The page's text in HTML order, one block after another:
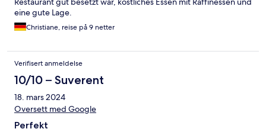
eine gute Lage.
Christiane, reise på 9 netter
Verifisert anmeldelse
10/10 – Suverent
18. mars 2024
Oversett med Google
Perfekt